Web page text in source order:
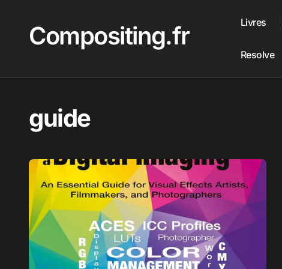
contenuCompositing.fr Livres
Resolve
guide